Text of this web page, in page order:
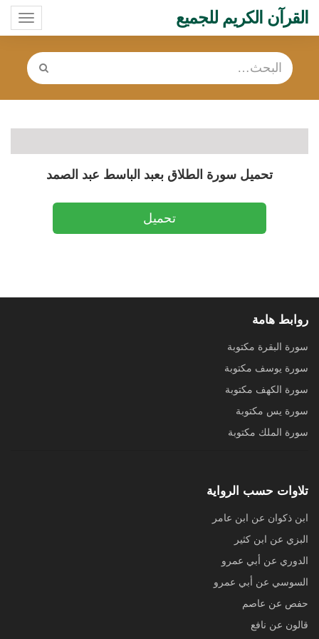
القرآن الكريم للجميع
تحميل سورة الطلاق بعبد الباسط عبد الصمد
تحميل
روابط هامة
سورة البقرة مكتوبة
سورة يوسف مكتوبة
سورة الكهف مكتوبة
سورة يس مكتوبة
سورة الملك مكتوبة
تلاوات حسب الرواية
ابن ذكوان عن ابن عامر
البزي عن ابن كثير
الدوري عن أبي عمرو
السوسي عن أبي عمرو
حفص عن عاصم
قالون عن نافع